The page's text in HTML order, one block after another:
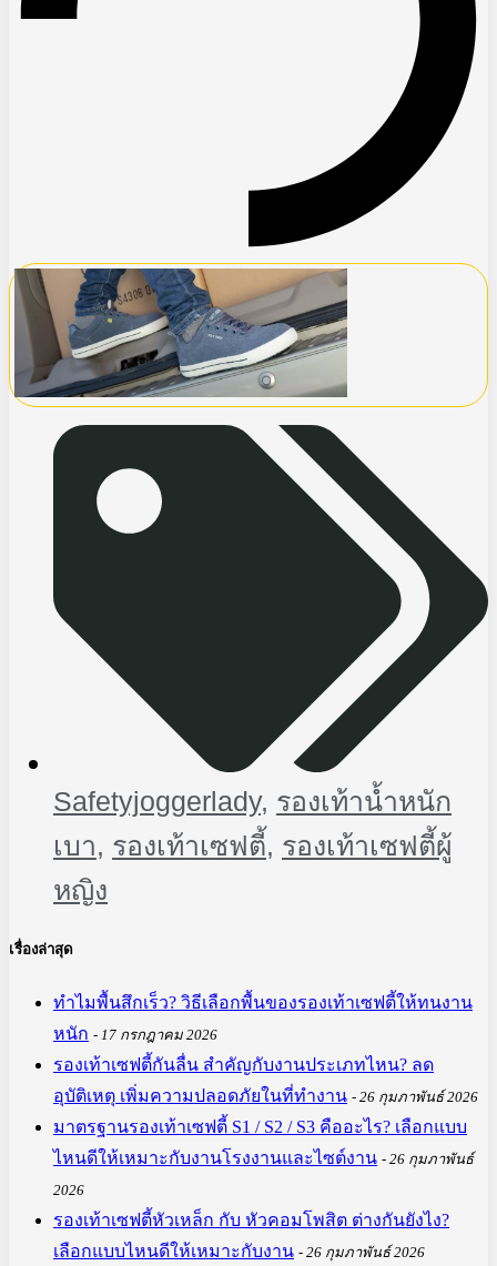
Safetyjoggerlady, รองเท้าน้ำหนัก
เบา, รองเท้าเซฟตี้, รองเท้าเซฟตี้ผู้
หญิง
เรื่องล่าสุด
ทำไมพื้นสึกเร็ว? วิธีเลือกพื้นของรองเท้าเซฟตี้ให้ทนงาน
หนัก
17 กรกฎาคม 2026
รองเท้าเซฟตี้กันลื่น สำคัญกับงานประเภทไหน? ลด
อุบัติเหตุ เพิ่มความปลอดภัยในที่ทำงาน
26 กุมภาพันธ์ 2026
มาตรฐานรองเท้าเซฟตี้ S1 / S2 / S3 คืออะไร? เลือกแบบ
ไหนดีให้เหมาะกับงานโรงงานและไซต์งาน
26 กุมภาพันธ์
2026
รองเท้าเซฟตี้หัวเหล็ก กับ หัวคอมโพสิต ต่างกันยังไง?
เลือกแบบไหนดีให้เหมาะกับงาน
26 กุมภาพันธ์ 2026